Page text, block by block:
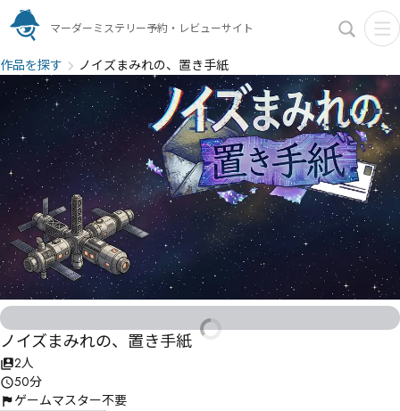
マーダーミステリー予約・レビューサイト
作品を探す ノイズまみれの、置き手紙
ノイズまみれの、置き手紙
2人
50分
ゲームマスター不要